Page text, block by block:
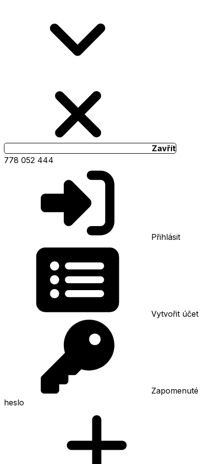
Zavřít
778 052 444
Přihlásit
Vytvořit účet
Zapomenuté
heslo